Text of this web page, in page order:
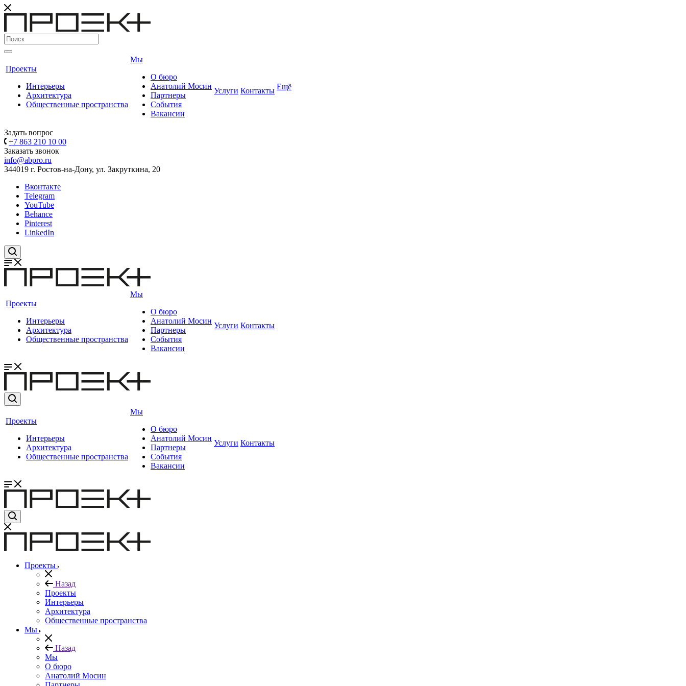
Проекты
Интерьеры
Архитектура
Общественные пространства
Мы
О бюро
Анатолий Мосин
Партнеры
События
Вакансии
Услуги Контакты Ещё
Задать вопрос
+7 863 210 10 00
Заказать звонок
info@abpro.ru
344019 г. Ростов-на-Дону, ул. Закруткина, 20
Вконтакте
Telegram
YouTube
Behance
Pinterest
LinkedIn
Проекты
Интерьеры
Архитектура
Общественные пространства
Мы
О бюро
Анатолий Мосин
Партнеры
События
Вакансии
Услуги Контакты
Проекты
Интерьеры
Архитектура
Общественные пространства
Мы
О бюро
Анатолий Мосин
Партнеры
События
Вакансии
Услуги Контакты
Проекты
Назад
Проекты
Интерьеры
Архитектура
Общественные пространства
Мы
Назад
Мы
О бюро
Анатолий Мосин